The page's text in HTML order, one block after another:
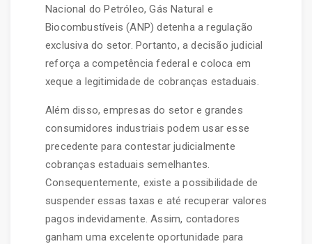
Nacional do Petróleo, Gás Natural e
Biocombustíveis (ANP) detenha a regulação
exclusiva do setor. Portanto, a decisão judicial
reforça a competência federal e coloca em
xeque a legitimidade de cobranças estaduais.
Além disso, empresas do setor e grandes
consumidores industriais podem usar esse
precedente para contestar judicialmente
cobranças estaduais semelhantes.
Consequentemente, existe a possibilidade de
suspender essas taxas e até recuperar valores
pagos indevidamente. Assim, contadores
ganham uma excelente oportunidade para